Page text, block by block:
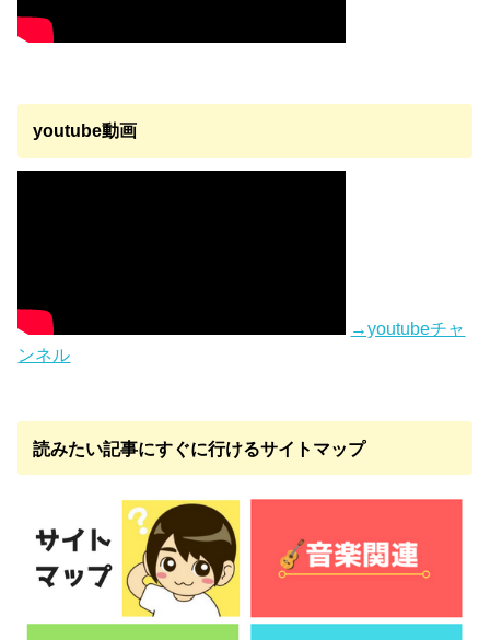
youtube動画
→youtubeチャ
ンネル
読みたい記事にすぐに行けるサイトマップ